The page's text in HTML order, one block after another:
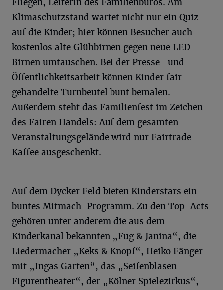
Fliegen, Leiterin des Familienbüros. Am
Klimaschutzstand wartet nicht nur ein Quiz
auf die Kinder; hier können Besucher auch
kostenlos alte Glühbirnen gegen neue LED-
Birnen umtauschen. Bei der Presse- und
Öffentlichkeitsarbeit können Kinder fair
gehandelte Turnbeutel bunt bemalen.
Außerdem steht das Familienfest im Zeichen
des Fairen Handels: Auf dem gesamten
Veranstaltungsgelände wird nur Fairtrade-
Kaffee ausgeschenkt.
Auf dem Dycker Feld bieten Kinderstars ein
buntes Mitmach-Programm. Zu den Top-Acts
gehören unter anderem die aus dem
Kinderkanal bekannten „Fug & Janina“, die
Liedermacher „Keks & Knopf“, Heiko Fänger
mit „Ingas Garten“, das „Seifenblasen-
Figurentheater“, der „Kölner Spielezirkus“,